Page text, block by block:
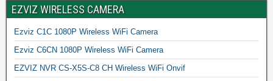
EZVIZ WIRELESS CAMERA
Ezviz C1C 1080P Wireless WiFi Camera
Ezviz C6CN 1080P Wireless WiFi Camera
EZVIZ NVR CS-X5S-C8 CH Wireless WiFi Onvif